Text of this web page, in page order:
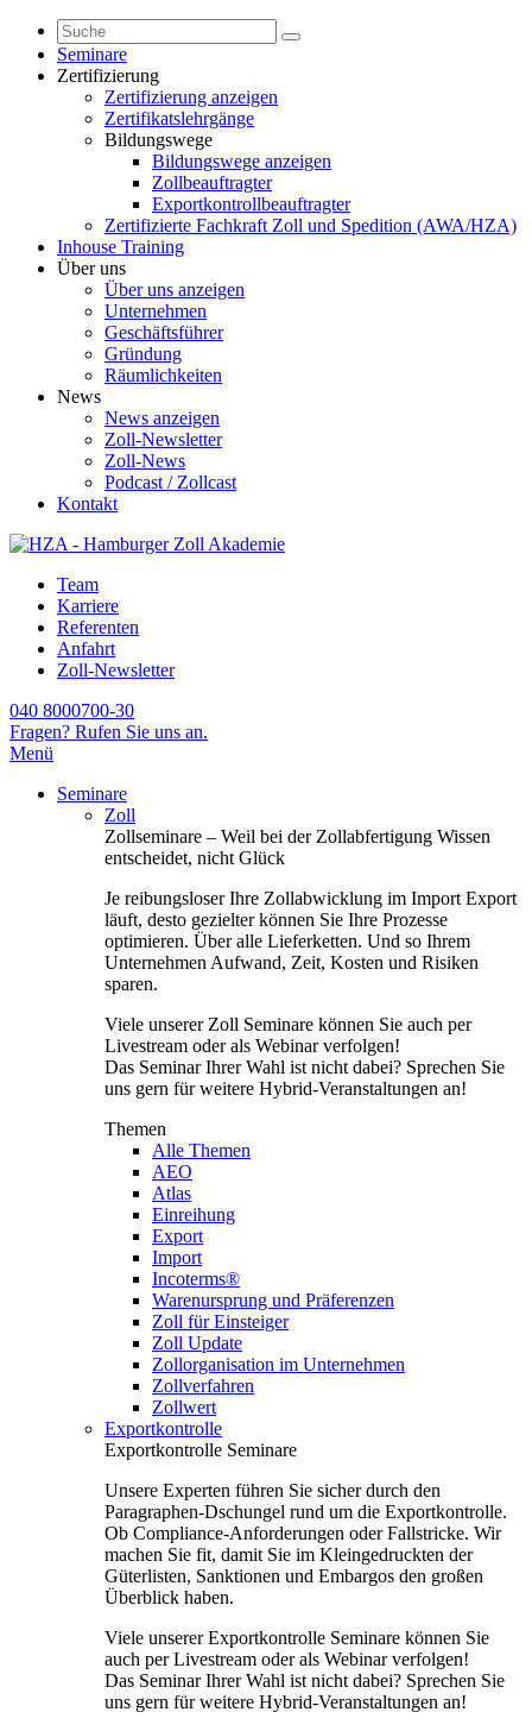
Seminare
Zertifizierung
Zertifizierung anzeigen
Zertifikatslehrgänge
Bildungswege
Bildungswege anzeigen
Zollbeauftragter
Exportkontrollbeauftragter
Zertifizierte Fachkraft Zoll und Spedition (AWA/HZA)
Inhouse Training
Über uns
Über uns anzeigen
Unternehmen
Geschäftsführer
Gründung
Räumlichkeiten
News
News anzeigen
Zoll-Newsletter
Zoll-News
Podcast / Zollcast
Kontakt
Team
Karriere
Referenten
Anfahrt
Zoll-Newsletter
040 8000700-30
Fragen? Rufen Sie uns an.
Menü
Seminare
Zoll
Zollseminare – Weil bei der Zollabfertigung Wissen
entscheidet, nicht Glück
Je reibungsloser Ihre Zollabwicklung im Import Export
läuft, desto gezielter können Sie Ihre Prozesse
optimieren. Über alle Lieferketten. Und so Ihrem
Unternehmen Aufwand, Zeit, Kosten und Risiken
sparen.
Viele unserer Zoll Seminare können Sie auch per
Livestream oder als Webinar verfolgen!
Das Seminar Ihrer Wahl ist nicht dabei? Sprechen Sie
uns gern für weitere Hybrid-Veranstaltungen an!
Themen
Alle Themen
AEO
Atlas
Einreihung
Export
Import
Incoterms®
Warenursprung und Präferenzen
Zoll für Einsteiger
Zoll Update
Zollorganisation im Unternehmen
Zollverfahren
Zollwert
Exportkontrolle
Exportkontrolle Seminare
Unsere Experten führen Sie sicher durch den
Paragraphen-Dschungel rund um die Exportkontrolle.
Ob Compliance-Anforderungen oder Fallstricke. Wir
machen Sie fit, damit Sie im Kleingedruckten der
Güterlisten, Sanktionen und Embargos den großen
Überblick haben.
Viele unserer Exportkontrolle Seminare können Sie
auch per Livestream oder als Webinar verfolgen!
Das Seminar Ihrer Wahl ist nicht dabei? Sprechen Sie
uns gern für weitere Hybrid-Veranstaltungen an!